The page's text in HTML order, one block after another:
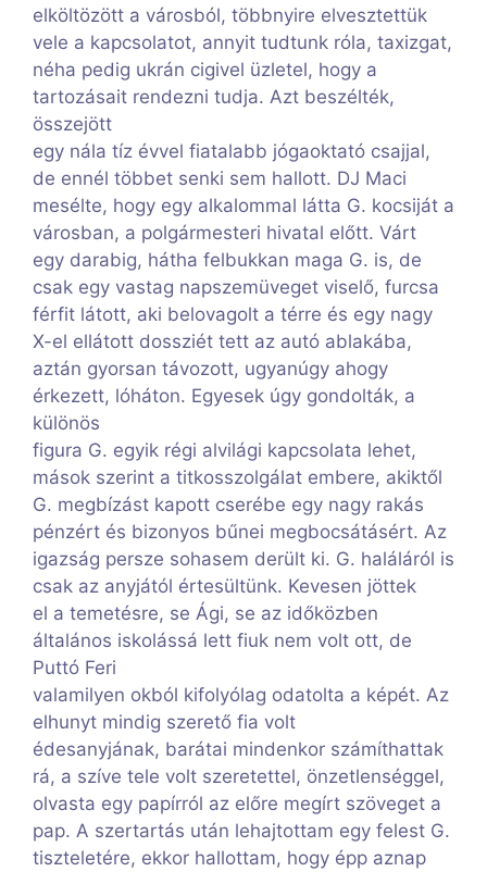
elköltözött a városból, többnyire elvesztettük
vele a kapcsolatot, annyit tudtunk róla, taxizgat,
néha pedig ukrán cigivel üzletel, hogy a
tartozásait rendezni tudja. Azt beszélték,
összejött
egy nála tíz évvel fiatalabb jógaoktató csajjal,
de ennél többet senki sem hallott. DJ Maci
mesélte, hogy egy alkalommal látta G. kocsiját a
városban, a polgármesteri hivatal előtt. Várt
egy darabig, hátha felbukkan maga G. is, de
csak egy vastag napszemüveget viselő, furcsa
férfit látott, aki belovagolt a térre és egy nagy
X-el ellátott dossziét tett az autó ablakába,
aztán gyorsan távozott, ugyanúgy ahogy
érkezett, lóháton. Egyesek úgy gondolták, a
különös
figura G. egyik régi alvilági kapcsolata lehet,
mások szerint a titkosszolgálat embere, akiktől
G. megbízást kapott cserébe egy nagy rakás
pénzért és bizonyos bűnei megbocsátásért. Az
igazság persze sohasem derült ki. G. haláláról is
csak az anyjától értesültünk. Kevesen jöttek
el a temetésre, se Ági, se az időközben
általános iskolássá lett fiuk nem volt ott, de
Puttó Feri
valamilyen okból kifolyólag odatolta a képét. Az
elhunyt mindig szerető fia volt
édesanyjának, barátai mindenkor számíthattak
rá, a szíve tele volt szeretettel, önzetlenséggel,
olvasta egy papírról az előre megírt szöveget a
pap. A szertartás után lehajtottam egy felest G.
tiszteletére, ekkor hallottam, hogy épp aznap